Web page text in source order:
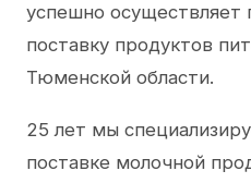
успешно осуществляет
поставку продуктов
Тюменской области.
25 лет мы
поставке молочной